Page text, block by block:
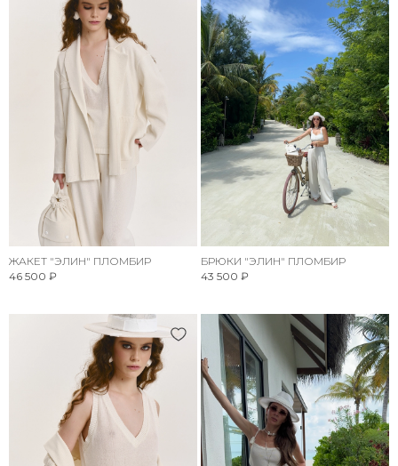
ЖАКЕТ "ЭЛИН" ПЛОМБИР
46 500 ₽
БРЮКИ "ЭЛИН" ПЛОМБИР
43 500 ₽